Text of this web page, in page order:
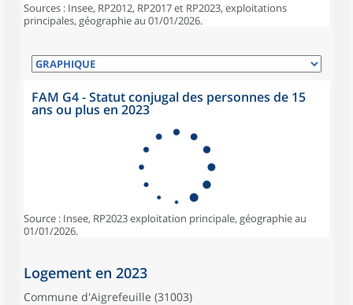
Sources : Insee, RP2012, RP2017 et RP2023, exploitations
principales, géographie au 01/01/2026.
FAM G4 - Statut conjugal des personnes de 15
ans ou plus en 2023
Source : Insee, RP2023 exploitation principale, géographie au
01/01/2026.
Logement en 2023
Commune d'Aigrefeuille (31003)